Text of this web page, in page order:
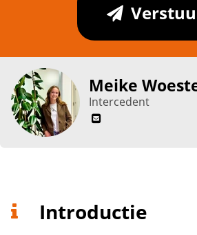
Meike
Intercedent
Introductie